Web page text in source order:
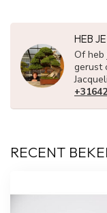
HEB
Of heb
gerust
RECENT